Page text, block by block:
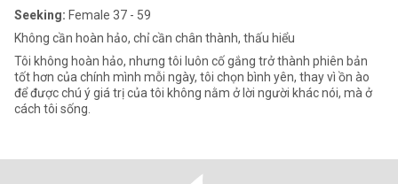
Seeking: Female 37 - 59
Không cần hoàn hảo, chỉ cần chân thành, thấu hiểu
Tôi không hoàn hảo, nhưng tôi luôn cố gắng trở thành phiên bản
tốt hơn của chính mình mỗi ngày, tôi chọn bình yên, thay vì ồn ào
để được chú ý giá trị của tôi không nằm ở lời người khác nói, mà ở
cách tôi sống.